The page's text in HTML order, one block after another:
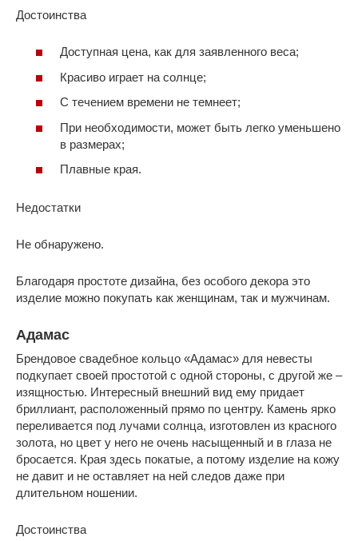
Достоинства
Доступная цена, как для заявленного веса;
Красиво играет на солнце;
С течением времени не темнеет;
При необходимости, может быть легко уменьшено
в размерах;
Плавные края.
Недостатки
Не обнаружено.
Благодаря простоте дизайна, без особого декора это
изделие можно покупать как женщинам, так и мужчинам.
Адамас
Брендовое свадебное кольцо «Адамас» для невесты
подкупает своей простотой с одной стороны, с другой же –
изящностью. Интересный внешний вид ему придает
бриллиант, расположенный прямо по центру. Камень ярко
переливается под лучами солнца, изготовлен из красного
золота, но цвет у него не очень насыщенный и в глаза не
бросается. Края здесь покатые, а потому изделие на кожу
не давит и не оставляет на ней следов даже при
длительном ношении.
Достоинства